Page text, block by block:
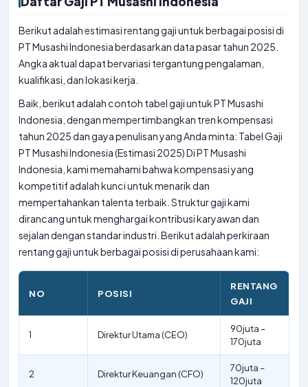
Berikut adalah estimasi rentang gaji untuk berbagai posisi di
PT Musashi Indonesia berdasarkan data pasar tahun 2025.
Angka aktual dapat bervariasi tergantung pengalaman,
kualifikasi, dan lokasi kerja.
Baik, berikut adalah contoh tabel gaji untuk PT Musashi
Indonesia, dengan mempertimbangkan tren kompensasi
tahun 2025 dan gaya penulisan yang Anda minta: Tabel Gaji
PT Musashi Indonesia (Estimasi 2025) Di PT Musashi
Indonesia, kami memahami bahwa kompensasi yang
kompetitif adalah kunci untuk menarik dan
mempertahankan talenta terbaik. Struktur gaji kami
dirancang untuk menghargai kontribusi karyawan dan
sejalan dengan standar industri. Berikut adalah perkiraan
rentang gaji untuk berbagai posisi di perusahaan kami:
NO POSISI
RENTANG
GAJI
1 Direktur Utama (CEO)
90juta –
170juta
2 Direktur Keuangan (CFO)
70juta –
120juta